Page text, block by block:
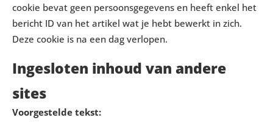
cookie bevat geen persoonsgegevens en heeft enkel het
bericht ID van het artikel wat je hebt bewerkt in zich.
Deze cookie is na een dag verlopen.
Ingesloten inhoud van andere
sites
Voorgestelde tekst: